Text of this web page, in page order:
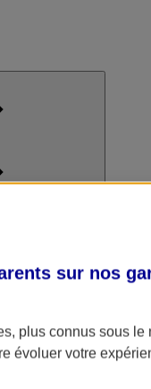
sur nos
plus connus sous le
évoluer votre